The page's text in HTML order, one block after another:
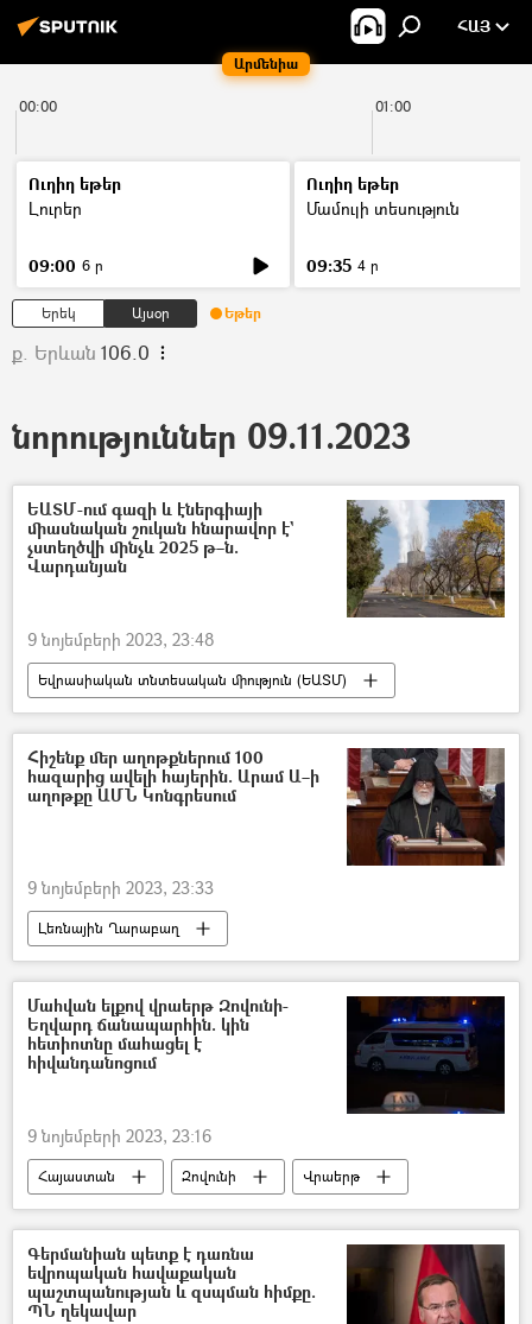
Արմենիա
ՀԱՅ
00:00 01:00
Ուղիղ եթեր
Լուրեր
09:00 6 ր
Ուղիղ եթեր
Մամուլի տեսություն
09:35 4 ր
Երեկ Այսօր Եթեր
ք. Երևան 106.0
նորություններ 09.11.2023
ԵԱՏՄ-ում գազի և էներգիայի
միասնական շուկան հնարավոր է`
չստեղծվի մինչև 2025 թ–ն.
Վարդանյան
9 նոյեմբերի 2023, 23:48
Եվրասիական տնտեսական միություն (ԵԱՏՄ)
Հայաստան և ԵԱՏՄ
էլեկտրաէներգիա
գազ
Շուկա
Հիշենք մեր աղոթքներում 100
հազարից ավելի հայերին. Արամ Ա–ի
աղոթքը ԱՄՆ Կոնգրեսում
9 նոյեմբերի 2023, 23:33
Լեռնային Ղարաբաղ
Արամ Առաջին կաթողիկոս
Հայ ազգային կոնգրես (ՀԱԿ)
Մահվան ելքով վրաերթ Զովունի-
Եղվարդ ճանապարհին. կին
հետիոտնը մահացել է
հիվանդանոցում
9 նոյեմբերի 2023, 23:16
Հայաստան Զովունի
Վրաերթ
վարորդ
Մահ
Գերմանիան պետք է դառնա
եվրոպական հավաքական
պաշտպանության և զսպման հիմքը.
ՊՆ ղեկավար